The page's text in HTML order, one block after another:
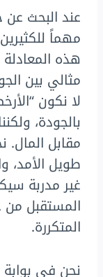
عند البحث عن
مهماً
هذه
مثالي بين
لا نكون
بالجودة،
مقابل المال.
طويل الأمد،
غير مدربة
المستقبل من
المتكررة.
نحن في